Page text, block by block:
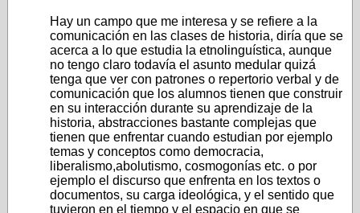
Hay un campo que me interesa y se refiere a la
comunicación en las clases de historia, diría que se
acerca a lo que estudia la etnolinguística, aunque
no tengo claro todavía el asunto medular quizá
tenga que ver con patrones o repertorio verbal y de
comunicación que los alumnos tienen que construir
en su interacción durante su aprendizaje de la
historia, abstracciones bastante complejas que
tienen que enfrentar cuando estudian por ejemplo
temas y conceptos como democracia,
liberalismo,abolutismo, cosmogonías etc. o por
ejemplo el discurso que enfrenta en los textos o
documentos, su carga ideológica, y el sentido que
tuvieron en el tiempo y el espacio en que se